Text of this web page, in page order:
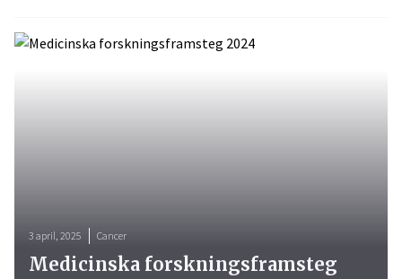
3 april, 2025 Cancer
Medicinska forskningsframsteg